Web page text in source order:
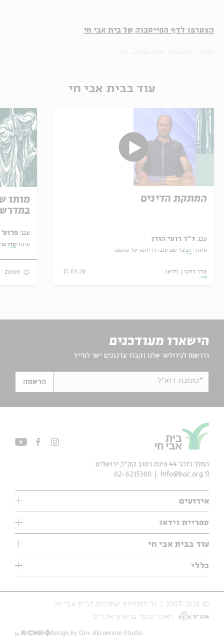
הצטרפו לדף הפייסבוק של בית אבי חי
עוד בבית אבי חי
המתקת הדינים
עם: ד"ר רועי הורן
מתוך: הבעל שם טוב: לדיוקנו של מהפכן
סדר בוקר וידאו 11.03.26
מותו
עם: פרופ' אביגדור שנאן
מתוך:סדר
zoom
הישארו מעודכנים
הירשמו לניוזלטר שלנו וקבלו עדכונים ישר למייל
*כתובת דוא"ל הרשמה
אירועים
עיון
אנגלית
נוער
סדרות
אירועי עבר
אירועים בירושלים
ספריית וידאו
ילדים
מוזיקה
עיון
מיוחדים
עוד בבית אבי חי
תערוכות
מיוחדים
כללי
אודות
הצהרת נגישות
תנאי שימוש והצהרת פרטיות
המלך ג'ורג' 44 פינת רחוב קק״ל, ירושלים
info@bac.org.il
02-6215300
© 2007-2026 | כל הזכויות שמורות לבית אבי חי
האתר פועל ברשיון אקו״ם
design by Dov Abramson Studio